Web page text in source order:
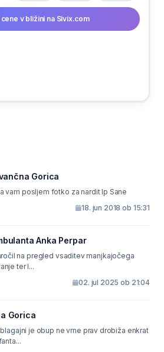
v bližini na Sivix.com
Gorica
vam posljem fotko za nardit lp Sane
18. jun 2018 ob 15:31
Anka Perpar
ter l...
02. jul 2025 ob 21:04
Gorica
je obup ne vrne prav drobiža enkrat